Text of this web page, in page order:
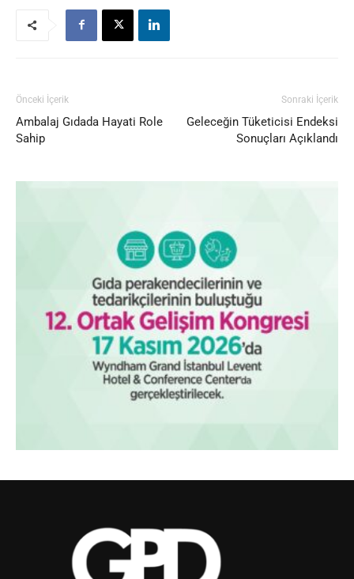
Önceki İçerik
Ambalaj Gıdada Hayati Role
Sahip
Sonraki İçerik
Geleceğin Tüketicisi Endeksi
Sonuçları Açıklandı